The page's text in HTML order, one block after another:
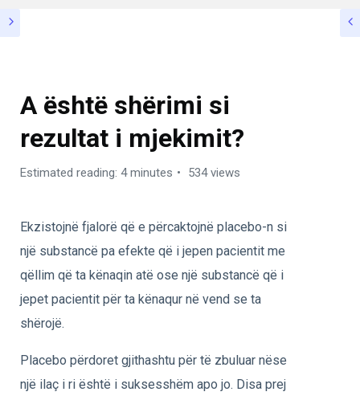
A është shërimi si
rezultat i mjekimit?
Estimated reading: 4 minutes 534 views
Ekzistojnë fjalorë që e përcaktojnë placebo-n si
një substancë pa efekte që i jepen pacientit me
qëllim që ta kënaqin atë ose një substancë që i
jepet pacientit për ta kënaqur në vend se ta
shërojë.
Placebo përdoret gjithashtu për të zbuluar nëse
një ilaç i ri është i suksesshëm apo jo. Disa prej